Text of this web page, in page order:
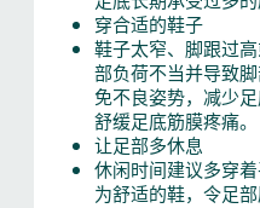
穿合适的鞋子
鞋子太窄、脚跟过
部负荷不当并导致
免不良姿势，减少
舒缓足底筋膜疼痛。
让足部多休息
休闲时间建议多穿
为舒适的鞋，令足部